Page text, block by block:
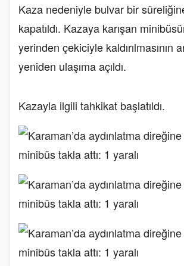
Kaza nedeniyle bulvar bir
kapatıldı. Kazaya karışan
yerinden çekiciyle kaldırılmasının
yeniden ulaşıma açıldı.
Kazayla ilgili tahkikat başlatıldı.